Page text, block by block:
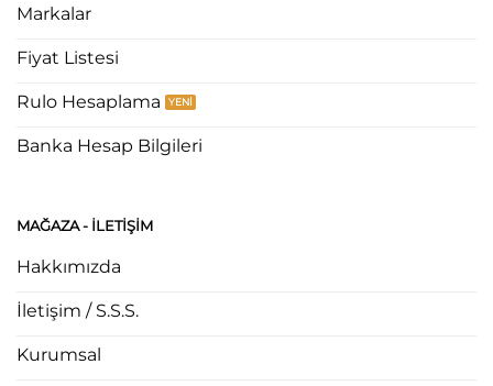
Markalar
Fiyat Listesi
Rulo Hesaplama
Banka Hesap Bilgileri
MAĞAZA - ILETIŞIM
Hakkımızda
İletişim / S.S.S.
Kurumsal